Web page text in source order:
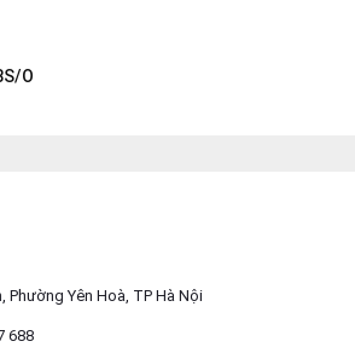
O
Phường Yên Hoà, TP Hà Nội
688